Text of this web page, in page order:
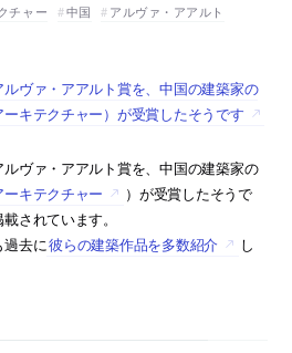
チャー
中国 アルヴァ・アアルト
ヴァ・アアルト賞を、中国の建築家の
キテクチャー）が受賞したそうです
ヴァ・アアルト賞を、中国の建築家の
キテクチャー
）が受賞したそうで
されています。
過去に彼らの建築作品を多数紹介
し